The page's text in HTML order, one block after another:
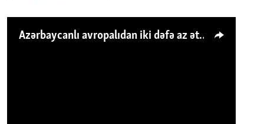
Azərbaycanlı avropalıdan iki dəfə az ət yeyir, amma... 'Qiymət artımı qaçılmazdır'